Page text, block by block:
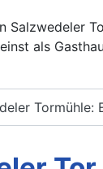
Salzwedeler
als